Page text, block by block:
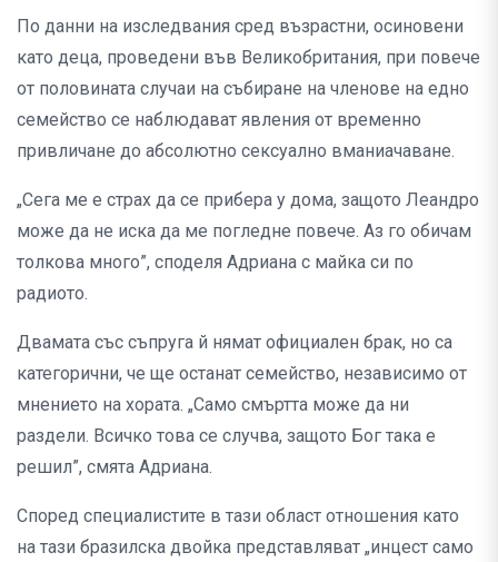
По данни на изследвания сред възрастни, осиновени
като деца, проведени във Великобритания, при повече
от половината случаи на събиране на членове на едно
семейство се наблюдават явления от временно
привличане до абсолютно сексуално вманиачаване.
„Сега ме е страх да се прибера у дома, защото Леандро
може да не иска да ме погледне повече. Аз го обичам
толкова много”, споделя Адриана с майка си по
радиото.
Двамата със съпруга й нямат официален брак, но са
категорични, че ще останат семейство, независимо от
мнението на хората. „Само смъртта може да ни
раздели. Всичко това се случва, защото Бог така е
решил”, смята Адриана.
Според специалистите в тази област отношения като
на тази бразилска двойка представляват „инцест само